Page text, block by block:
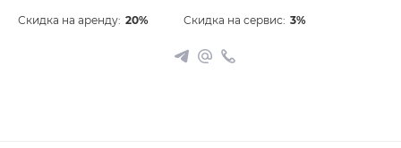
Скидка на аренду: 20% Скидка на сервис: 3%